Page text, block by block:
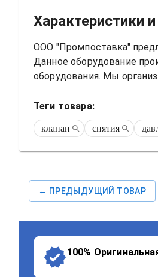
Характеристики
ООО "Промпоставка"
Данное оборудование
оборудования. Мы
Теги товара:
клапан снятия
← ПРЕДЫДУЩИЙ ТОВАР
100%